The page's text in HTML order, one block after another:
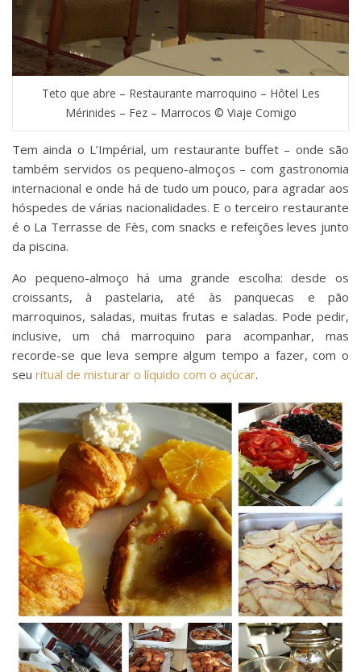
Teto que abre – Restaurante marroquino – Hôtel Les
Mérinides – Fez – Marrocos © Viaje Comigo
Tem ainda o L’Impérial, um restaurante buffet – onde são
também servidos os pequeno-almoços – com gastronomia
internacional e onde há de tudo um pouco, para agradar aos
hóspedes de várias nacionalidades. E o terceiro restaurante
é o La Terrasse de Fès, com snacks e refeições leves junto
da piscina.
Ao pequeno-almoço há uma grande escolha: desde os
croissants, à pastelaria, até às panquecas e pão
marroquinos, saladas, muitas frutas e saladas. Pode pedir,
inclusive, um chá marroquino para acompanhar, mas
recorde-se que leva sempre algum tempo a fazer, com o
seu ritual de misturar o líquido com o açúcar.